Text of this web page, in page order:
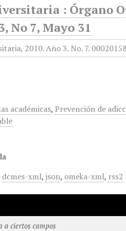
: Órgano
No 7, Mayo 31
académicas, Prevención de
dcmes-xml,json, omeka-xml, rss2
a ciertos campos